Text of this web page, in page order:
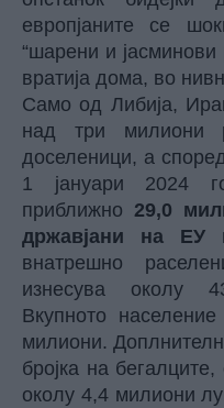
европјаните се
“шарени и
вратија дома, во
Само од Либија,
над три милиони
доселеници, а
1 јануари 2024
приближно29,0
државјани на ЕУи
внатрешно
изнесува околу
Вкупното
милиони.
бројка на
околу 4,4 милиони